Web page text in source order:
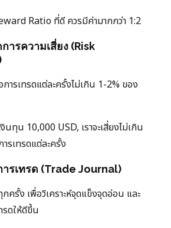
Ratio ที่ดี ควรมีค่ามากกว่า 1:2
ารความเสี่ยง (Risk
ารเทรดแต่ละครั้งไม่เกิน 1-2% ของ
งินทุน 10,000 USD, เราจะเสี่ยงไม่เกิน
รเทรดแต่ละครั้ง
ารเทรด (Trade Journal)
ครั้ง เพื่อวิเคราะห์จุดแข็งจุดอ่อน และ
รดให้ดีขึ้น